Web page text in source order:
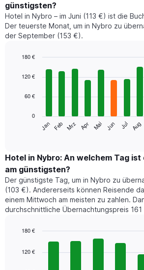
günstigsten?
Hotel in Nybro – im Juni (113 €) ist die
Der teuerste Monat, um in Nybro zu
der September (153 €).
chart
bars.
folgende
den
durchschnittlichen
Zimmerpreis
im
jeweiligen
Monat
an.
Diagramm
graphic.
Jan Feb Mrz Apr Mai Jun Jul Aug
0
60 €
120 €
180 €
Hotel in Nybro: An welchem Tag
am günstigsten?
Der günstigste Tag, um in Nybro zu
(103 €). Andererseits können Reisende
einem Mittwoch am meisten zu zahlen.
durchschnittliche Übernachtungspreis 161
chart
120 €
180 €